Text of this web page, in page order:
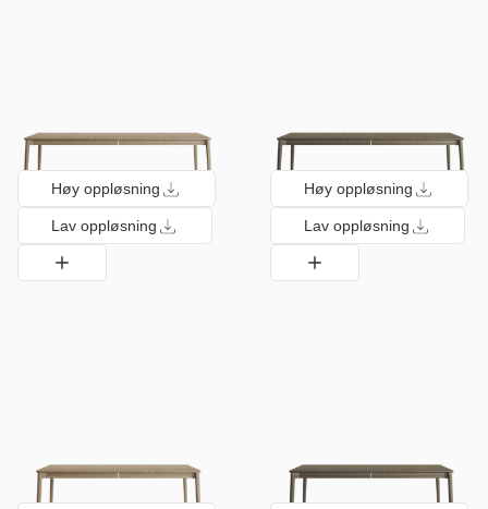
Høy oppløsning
Lav oppløsning
Høy oppløsning
Lav oppløsning